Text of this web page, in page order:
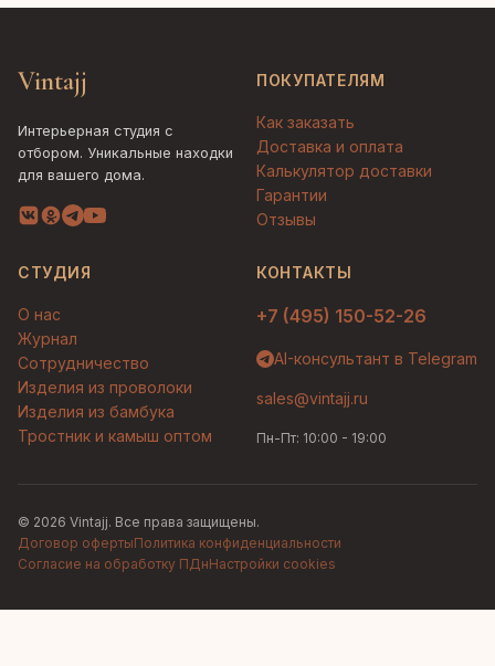
Vintajj
Интерьерная студия с
отбором. Уникальные находки
для вашего дома.
ПОКУПАТЕЛЯМ
Как заказать
Доставка и оплата
Калькулятор доставки
Гарантии
Отзывы
СТУДИЯ
О нас
Журнал
Сотрудничество
Изделия из проволоки
Изделия из бамбука
Тростник и камыш оптом
КОНТАКТЫ
+7 (495) 150-52-26
AI-консультант в Telegram
sales@vintajj.ru
Пн-Пт: 10:00 - 19:00
© 2026 Vintajj. Все права защищены.
Договор офертыПолитика конфиденциальности
Согласие на обработку ПДнНастройки cookies